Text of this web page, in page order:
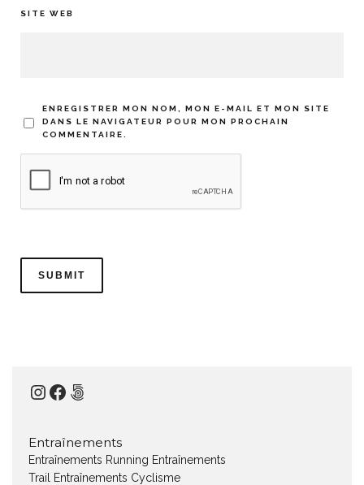
SITE WEB
ENREGISTRER MON NOM, MON E-MAIL ET MON SITE
DANS LE NAVIGATEUR POUR MON PROCHAIN
COMMENTAIRE.
Instagram
Facebook
500px
Entraînements
Entraînements Running Entraînements
Trail
Entraînements Cyclisme